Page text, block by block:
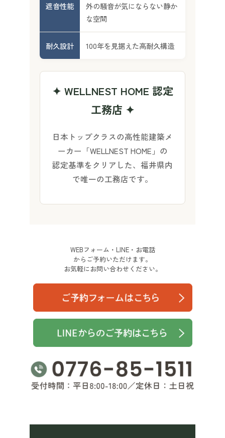
遮音性能
外の騒音が気にならない静か
な空間
耐久設計 100年を見据えた高耐久構造
✦ WELLNEST HOME 認定
工務店 ✦
日本トップクラスの高性能建築メ
ーカー「WELLNEST HOME」の
認定基準をクリアした、福井県内
で唯一の工務店です。
WEBフォーム・LINE・お電話
からご予約いただけます。
お気軽にお問い合わせください。